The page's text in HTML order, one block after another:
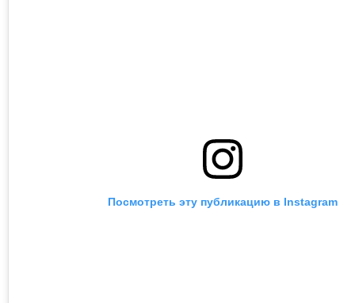
Посмотреть эту публикацию в Instagram